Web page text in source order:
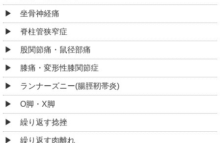
坐骨神経痛
脊柱管狭窄症
股関節痛・鼠径部痛
膝痛・変形性膝関節症
ランナーズニー(腸脛靭帯炎)
O脚・X脚
繰り返す捻挫
繰り返す肉離れ